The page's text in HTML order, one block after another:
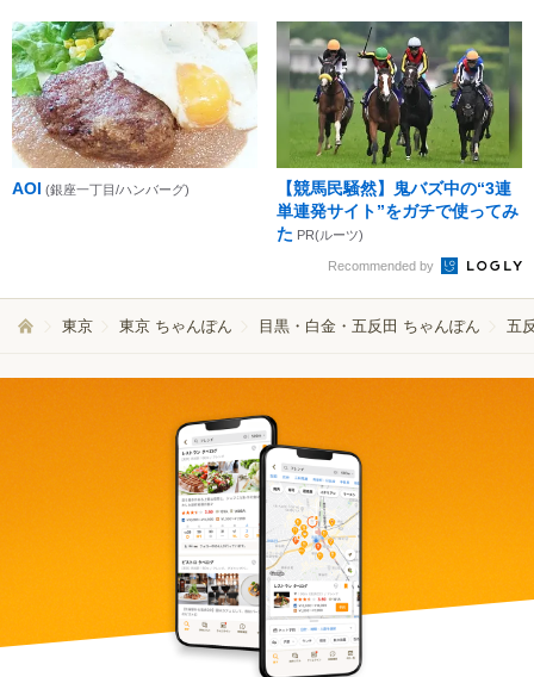
AOI (銀座一丁目/ハンバーグ)
【競馬民騒然】鬼バズ中の“3連
単連発サイト”をガチで使ってみ
た PR(ルーツ)
Recommended by
東京 東京 ちゃんぽん 目黒・白金・五反田 ちゃんぽん 五